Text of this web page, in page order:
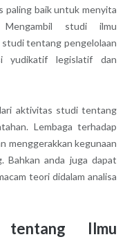
paling baik untuk menyita
studi ilmu
tentang pengelolaan
yudikatif legislatif dan
aktivitas studi tentang
Lembaga terhadap
menggerakkan kegunaan
Bahkan anda juga dapat
teori didalam analisa
tentang Ilmu